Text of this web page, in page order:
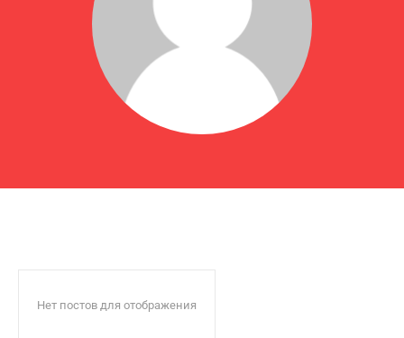
Нет постов для отображения